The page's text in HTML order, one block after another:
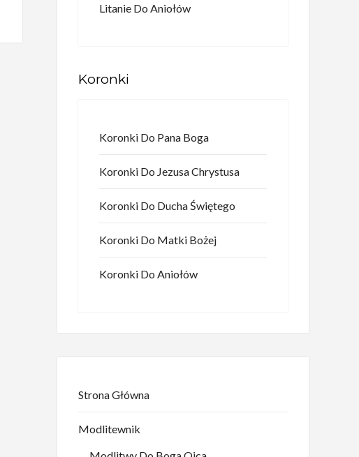
Litanie Do Aniołów
Koronki
Koronki Do Pana Boga
Koronki Do Jezusa Chrystusa
Koronki Do Ducha Świętego
Koronki Do Matki Bożej
Koronki Do Aniołów
Strona Główna
Modlitewnik